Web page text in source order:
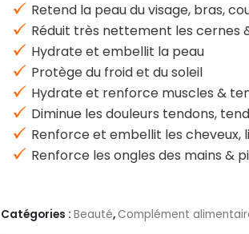
Retend la peau du visage, bras,
Réduit très nettement les cernes
Hydrate et embellit la peau
Protège du froid et du soleil
Hydrate et renforce muscles &
Diminue les douleurs tendons,
Renforce et embellit les
Renforce les ongles des mains &
Catégories :Beauté,Complément